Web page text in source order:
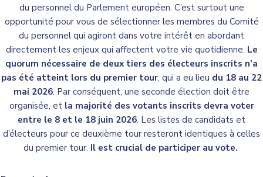
du personnel du Parlement européen. C’est surtout une
opportunité pour vous de sélectionner les membres du Comité
du personnel qui agiront dans votre intérêt en abordant
directement les enjeux qui affectent votre vie quotidienne. Le
quorum nécessaire de deux tiers des électeurs inscrits n’a
pas été atteint lors du premier tour, qui a eu lieu du 18 au 22
mai 2026. Par conséquent, une seconde élection doit être
organisée, et la majorité des votants inscrits devra voter
entre le 8 et le 18 juin 2026. Les listes de candidats et
d’électeurs pour ce deuxième tour resteront identiques à celles
du premier tour. Il est crucial de participer au vote.